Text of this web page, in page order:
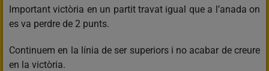
Important victòria en un partit travat igual que a l’anada on
es va perdre de 2 punts.
Continuem en la línia de ser superiors i no acabar de creure
en la victòria.